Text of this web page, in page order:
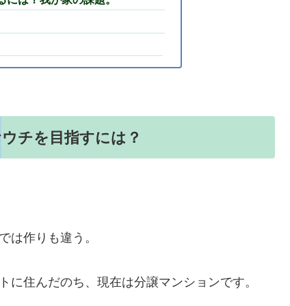
チを目指すには？
は作りも違う。
住んだのち、現在は分譲マンションです。